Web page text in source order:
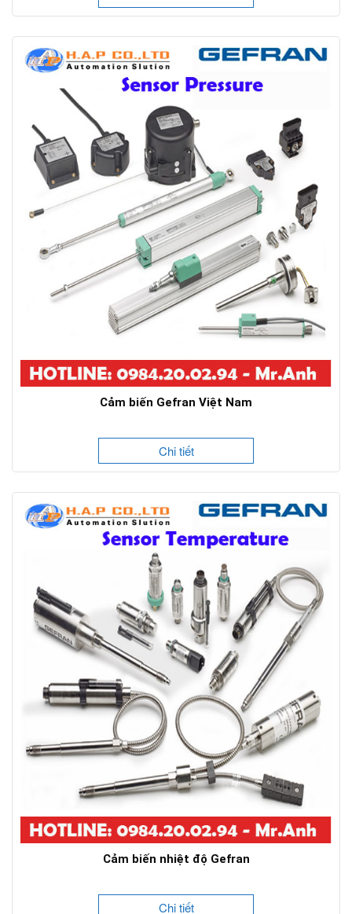
Cảm biến Gefran Việt Nam
Chi tiết
Cảm biến nhiệt độ Gefran
Chi tiết